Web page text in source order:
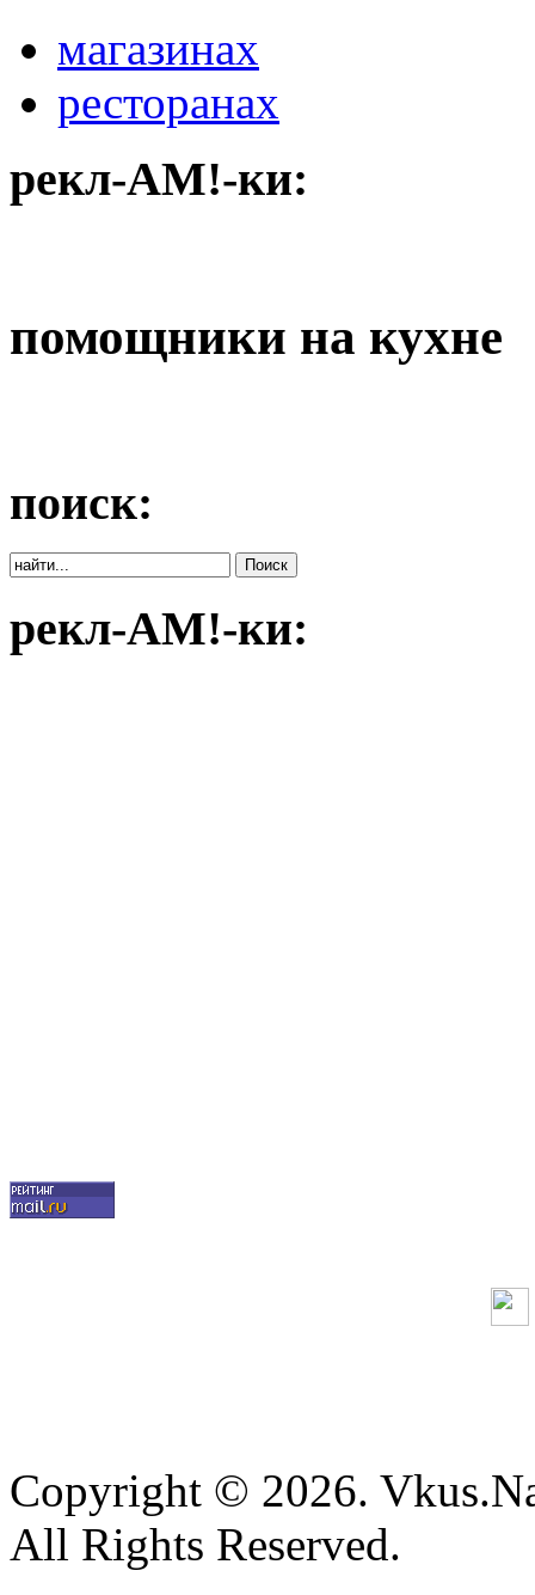
магазинах
ресторанах
рекл-АМ!-ки:
помощники на кухне
поиск:
рекл-АМ!-ки:
Copyright © 2026.
All Rights Reserved.